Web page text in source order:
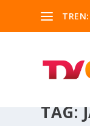
TREN:
TAG: